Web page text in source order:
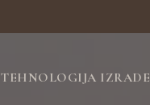
TEHNOLOGIJA IZRADE